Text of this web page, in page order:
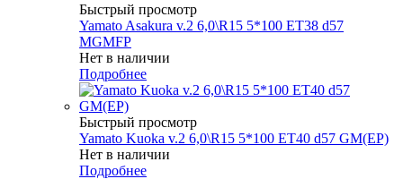
Быстрый просмотр
Yamato Asakura v.2 6,0\R15 5*100 ET38 d57
MGMFP
Нет в наличии
Подробнее
Быстрый просмотр
Yamato Kuoka v.2 6,0\R15 5*100 ET40 d57 GM(EP)
Нет в наличии
Подробнее